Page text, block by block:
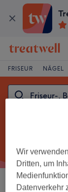
FRISEUR NÄGEL
Sortieren
Wir
Dritten, um
Datenverkehr